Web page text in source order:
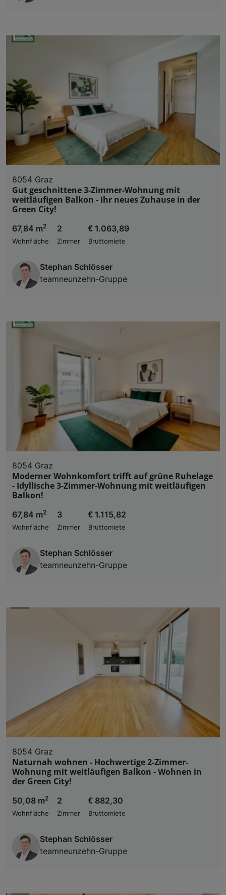
8054 Graz
Gut geschnittene 3-Zimmer-Wohnung mit
weitläufigen Balkon - Ihr neues Zuhause in der
Green City!
67,84 m2
Wohnfläche
2
Zimmer
€ 1.063,89
Bruttomiete
Stephan Schlösser
teamneunzehn-Gruppe
8054 Graz
Moderner Wohnkomfort trifft auf grüne Ruhelage
- Idyllische 3-Zimmer-Wohnung mit weitläufigen
Balkon!
67,84 m2
Wohnfläche
3
Zimmer
€ 1.115,82
Bruttomiete
Stephan Schlösser
teamneunzehn-Gruppe
8054 Graz
Naturnah wohnen - Hochwertige 2-Zimmer-
Wohnung mit weitläufigen Balkon - Wohnen in
der Green City!
50,08 m2
Wohnfläche
2
Zimmer
€ 882,30
Bruttomiete
Stephan Schlösser
teamneunzehn-Gruppe